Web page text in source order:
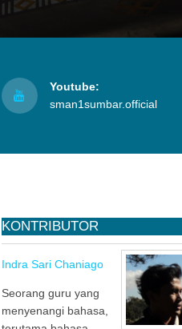
Youtube:
sman1sumbar.official
KONTRIBUTOR
Indra Sari Chaniago
Seorang guru yang
menyenangi bahasa,